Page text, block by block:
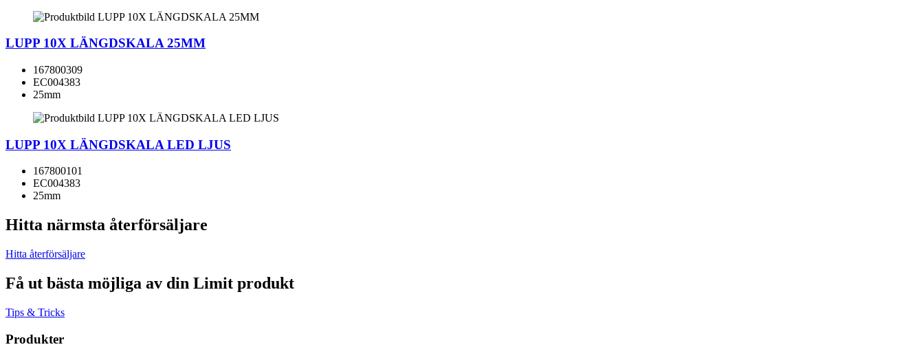
LUPP 10X LÄNGDSKALA 25MM
167800309
EC004383
25mm
LUPP 10X LÄNGDSKALA LED LJUS
167800101
EC004383
25mm
Hitta närmsta återförsäljare
Hitta återförsäljare
Få ut bästa möjliga av din Limit produkt
Tips & Tricks
Produkter